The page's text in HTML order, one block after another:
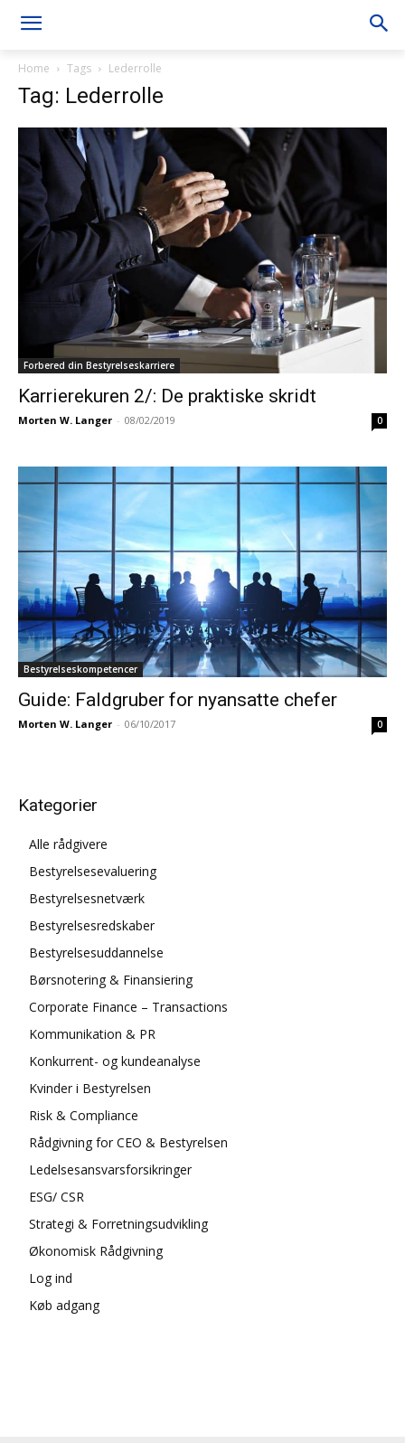
Home Tags Lederrolle
Tag: Lederrolle
Forbered din Bestyrelseskarriere
Karrierekuren 2/: De praktiske skridt
Morten W. Langer - 08/02/2019 0
Bestyrelseskompetencer
Guide: Faldgruber for nyansatte chefer
Morten W. Langer - 06/10/2017 0
Kategorier
Alle rådgivere
Bestyrelsesevaluering
Bestyrelsesnetværk
Bestyrelsesredskaber
Bestyrelsesuddannelse
Børsnotering & Finansiering
Corporate Finance – Transactions
Kommunikation & PR
Konkurrent- og kundeanalyse
Kvinder i Bestyrelsen
Risk & Compliance
Rådgivning for CEO & Bestyrelsen
Ledelsesansvarsforsikringer
ESG/ CSR
Strategi & Forretningsudvikling
Økonomisk Rådgivning
Log ind
Køb adgang